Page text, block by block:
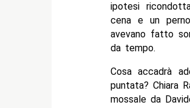
ipotesi
cena e un
avevano fatto
da tempo.
Cosa accadrà
puntata? Chiara
mossale da